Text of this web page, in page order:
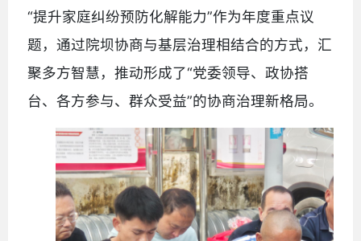
“提升家庭纠纷预防化解能力”作为年度重点议
题，通过院坝协商与基层治理相结合的方式，汇
聚多方智慧，推动形成了“党委领导、政协搭
台、各方参与、群众受益”的协商治理新格局。